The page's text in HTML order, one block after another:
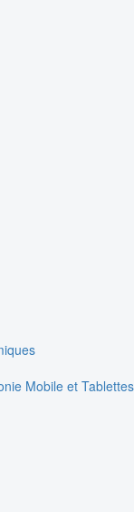
Mobile et Tablettes